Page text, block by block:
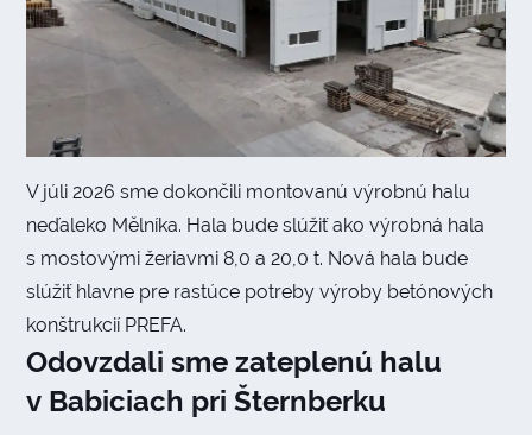
V júli 2026 sme dokončili montovanú výrobnú halu
neďaleko Mělníka. Hala bude slúžiť ako výrobná hala
s mostovými žeriavmi 8,0 a 20,0 t. Nová hala bude
slúžiť hlavne pre rastúce potreby výroby betónových
konštrukcií PREFA.
Odovzdali sme zateplenú halu
v Babiciach pri Šternberku